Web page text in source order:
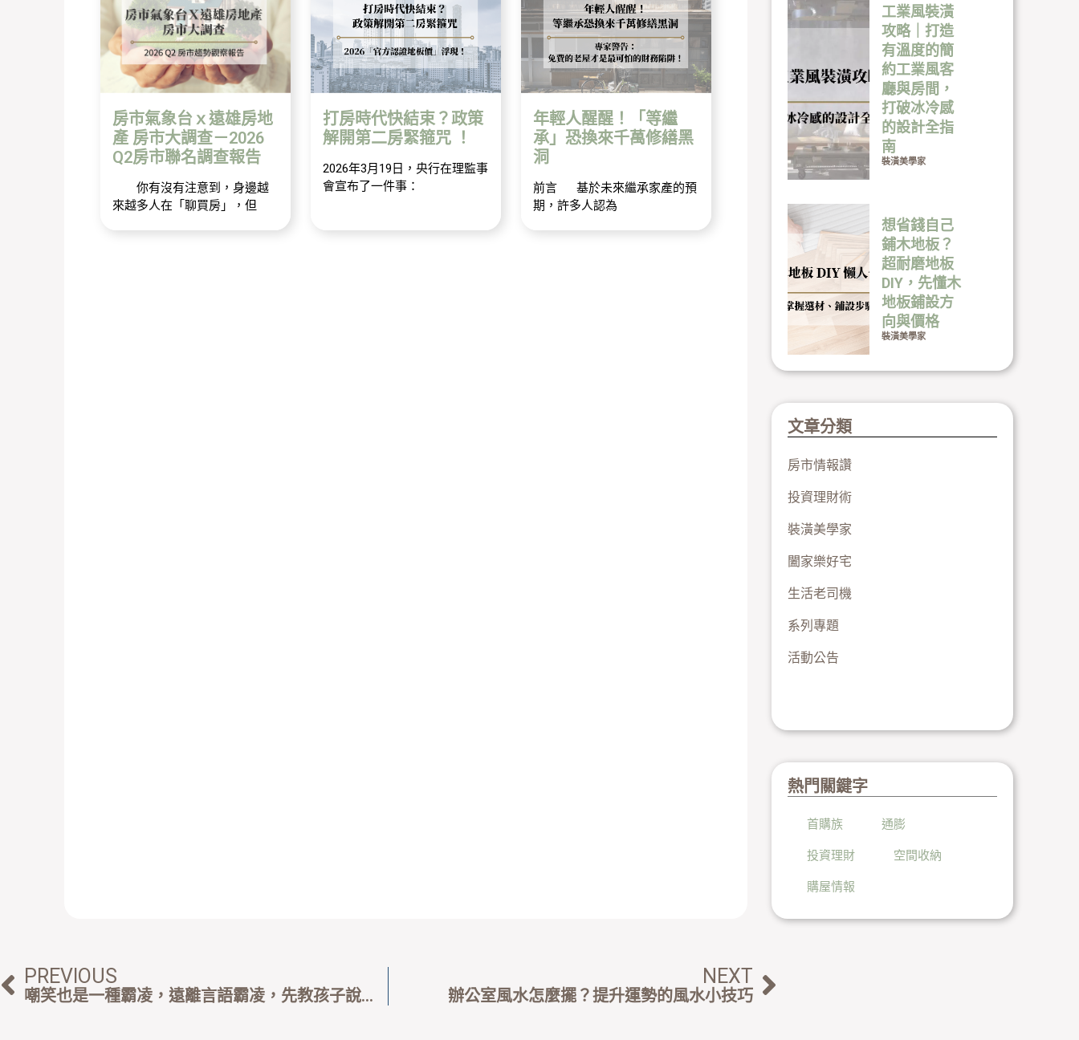
房市氣象台ｘ遠雄房地
產 房市大調查－2026
Q2房市聯名調查報告
你有沒有注意到，身邊越
來越多人在「聊買房」，但
打房時代快結束？政策
解開第二房緊箍咒 ！
2026年3月19日，央行在理監事
會宣布了一件事：
年輕人醒醒！「等繼
承」恐換來千萬修繕黑
洞
前言 基於未來繼承家產的預
期，許多人認為
工業風裝潢
攻略｜打造
有溫度的簡
約工業風客
廳與房間，
打破冰冷感
的設計全指
南
裝潢美學家
想省錢自己
鋪木地板？
超耐磨地板
DIY，先懂木
地板鋪設方
向與價格
裝潢美學家
文章分類
房市情報讚
投資理財術
裝潢美學家
闔家樂好宅
生活老司機
系列專題
活動公告
熱門關鍵字
首購族 通膨
投資理財 空間收納
購屋情報
上一頁
PREVIOUS
嘲笑也是一種霸凌，遠離言語霸凌，先教孩子說話的分寸
NEXT
辦公室風水怎麼擺？提升運勢的風水小技巧